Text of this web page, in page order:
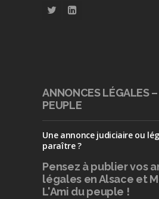
ANNONCES LÉGALES –
PEUPLE
Une annonce judiciaire ou
paraître ?
Pensez à publiervos
légales en Alsace et
L'Ami du peuple !